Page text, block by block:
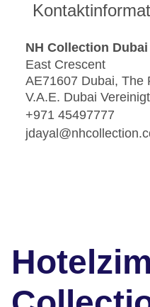
NH Collection
East Crescent
AE71607 Dubai, The
V.A.E. Dubai
+971 45497777